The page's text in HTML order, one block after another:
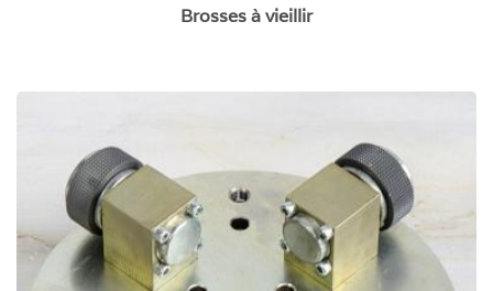
Brosses à vieillir
Bouchardes